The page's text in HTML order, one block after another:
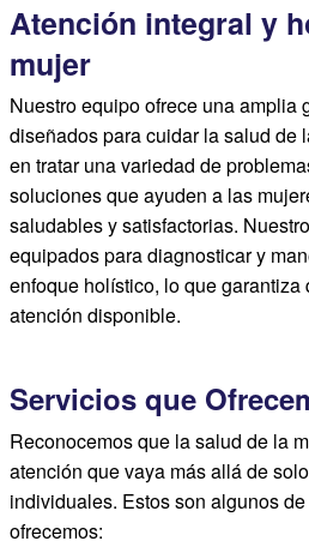
Atención integral y
mujer
Nuestro equipo ofrece una amplia
diseñados para cuidar la salud de
en tratar una variedad de
soluciones que ayuden a las
saludables y satisfactorias.
equipados para diagnosticar y
enfoque holístico, lo que garantiza
atención disponible.
Servicios que
Reconocemos que la salud de la
atención que vaya más allá de
individuales. Estos son algunos
ofrecemos: